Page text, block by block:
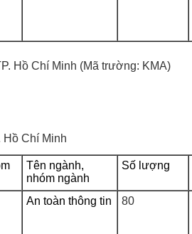
Hồ Chí Minh (Mã trường: KMA)
Hồ Chí Minh
Tên ngành,
nhóm ngành
Số lượng
An toàn thông tin 80